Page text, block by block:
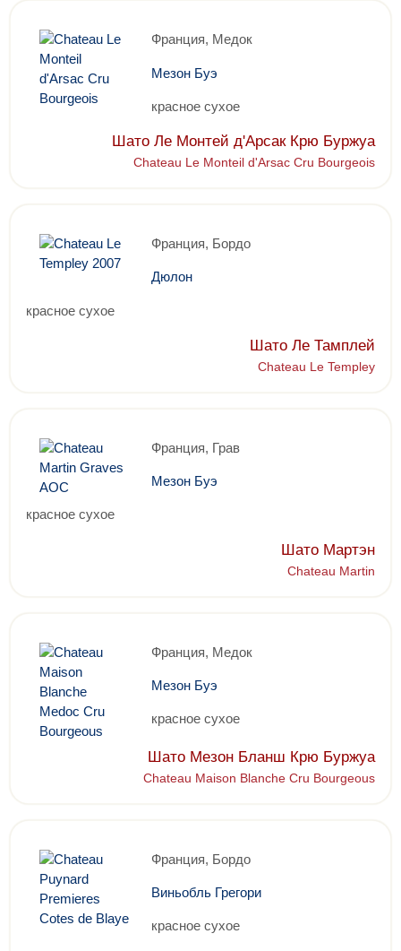
Франция, Медок
Мезон Буэ
красное сухое
Шато Ле Монтей д'Арсак Крю Буржуа
Chateau Le Monteil d'Arsac Cru Bourgeois
Франция, Бордо
Дюлон
красное сухое
Шато Ле Тамплей
Chateau Le Templey
Франция, Грав
Мезон Буэ
красное сухое
Шато Мартэн
Chateau Martin
Франция, Медок
Мезон Буэ
красное сухое
Шато Мезон Бланш Крю Буржуа
Chateau Maison Blanche Cru Bourgeous
Франция, Бордо
Виньобль Грегори
красное сухое